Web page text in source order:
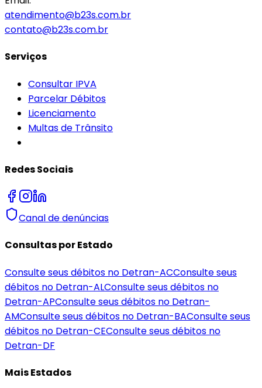
atendimento@b23s.com.br
contato@b23s.com.br
Serviços
Consultar IPVA
Parcelar Débitos
Licenciamento
Multas de Trânsito
Redes Sociais
Canal de denúncias
Consultas por Estado
Consulte seus débitos no Detran-ACConsulte seus
débitos no Detran-ALConsulte seus débitos no
Detran-APConsulte seus débitos no Detran-
AMConsulte seus débitos no Detran-BAConsulte seus
débitos no Detran-CEConsulte seus débitos no
Detran-DF
Mais Estados